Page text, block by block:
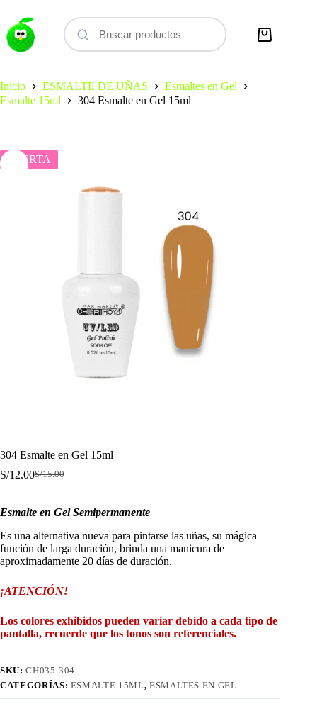
contenido
Carro
Inicio
ESMALTE DE UÑAS
Esmaltes en Gel
Esmalte 15ml
304 Esmalte en Gel 15ml
OFERTA
304 Esmalte en Gel 15ml
S/15.00
El
era:
S/15.00.
S/12.00El
es:
S/12.00.
Esmalte en Gel Semipermanente
Es una alternativa nueva para pintarse las uñas, su mágica
función de larga duración, brinda una manicura de
aproximadamente 20 días de duración.
¡ATENCIÓN!
Los colores exhibidos pueden variar debido a cada tipo de
pantalla, recuerde que los tonos son referenciales.
SKU:CH035-304
CATEGORÍAS: ESMALTE 15ML, ESMALTES EN GEL